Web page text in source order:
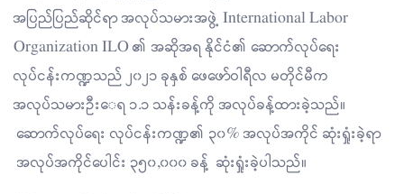
အပြည်ပြည်ဆိုင်ရာ အလုပ်သမားအဖွဲ့ International Labor
Organization ILO ၏ အဆိုအရ နိုင်ငံ၏ ဆောက်လုပ်ရေး
လုပ်ငန်းကဏ္ဍသည် ၂၀၂၁ ခုနှစ် ဖေဖော်ဝါရီလ မတိုင်မီက
အလုပ်သမားဦး‌ေရ ၁.၁ သန်းခန့်ကို အလုပ်ခန့်ထားခဲ့သည်။
ဆောက်လုပ်ရေး လုပ်ငန်းကဏ္ဍ၏ ၃၀% အလုပ်အကိုင် ဆုံးရှုံးခဲ့ရာ
အလုပ်အကိုင်ပေါင်း ၃၅၀,၀၀၀ ခန့် ဆုံးရှုံးခဲ့ပါသည်။